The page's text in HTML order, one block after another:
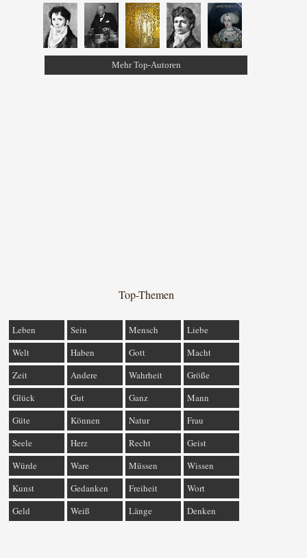
Mehr Top-Autoren
Top-Themen
Leben Sein Mensch
Liebe
Welt
Haben Gott
Macht
Zeit
Andere Wahrheit
Größe
Glück
Gut Ganz
Mann
Güte
Können Natur
Frau
Seele
Herz Recht
Geist
Würde
Ware Müssen
Wissen
Kunst
Gedanken Freiheit
Wort
Geld
Weiß Länge Denken